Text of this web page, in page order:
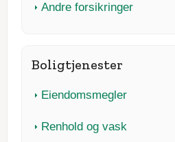
Andre forsikringer
Boligtjenester
Eiendomsmegler
Renhold og vask